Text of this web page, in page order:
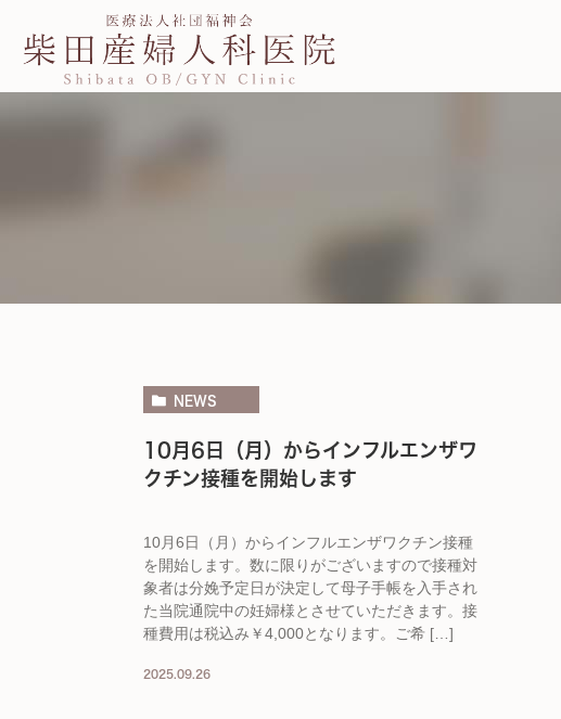
NEWS
10月6日（月）からインフルエンザワ
クチン接種を開始します
10月6日（月）からインフルエンザワクチン接種
を開始します。数に限りがございますので接種対
象者は分娩予定日が決定して母子手帳を入手され
た当院通院中の妊婦様とさせていただきます。接
種費用は税込み￥4,000となります。ご希 […]
2025.09.26